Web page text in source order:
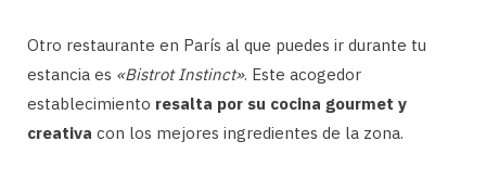
Otro restaurante en París al que puedes ir durante tu
estancia es «Bistrot Instinct». Este acogedor
establecimiento resalta por su cocina gourmet y
creativa con los mejores ingredientes de la zona.